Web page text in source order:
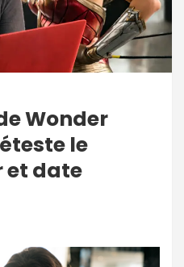
Wonder
le
et date